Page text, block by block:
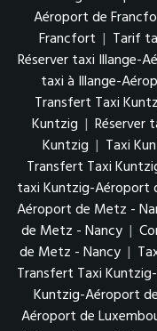
Aéroport de
Francfort | Tarif
Réserver taxi Illange-
taxi à Illange-
Transfert Taxi
Kuntzig | Réserver
Kuntzig | Taxi
Transfert Taxi
taxi Kuntzig-Aéroport
Aéroport de Metz -
de Metz - Nancy |
de Metz - Nancy |
Transfert Taxi
Kuntzig-Aéroport
Aéroport de